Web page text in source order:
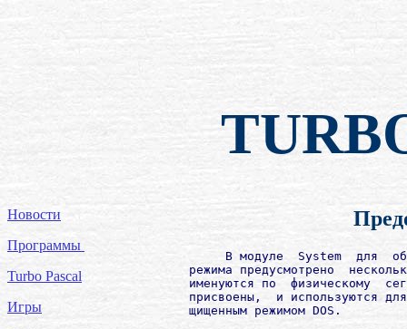
Новости
Программы
Turbo Pascal
Игры
В модуле  System  для
режима предусмотрено
именуются по  физическому
присвоены,  и используются
        щищенным режимом DOS.